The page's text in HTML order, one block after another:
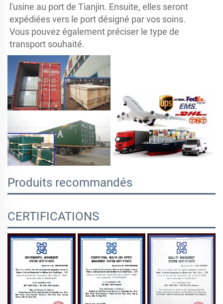
l'usine au port de Tianjin. Ensuite, elles seront
expédiées vers le port désigné par vos soins.
Vous pouvez également préciser le type de
transport souhaité.
Produits recommandés
CERTIFICATIONS